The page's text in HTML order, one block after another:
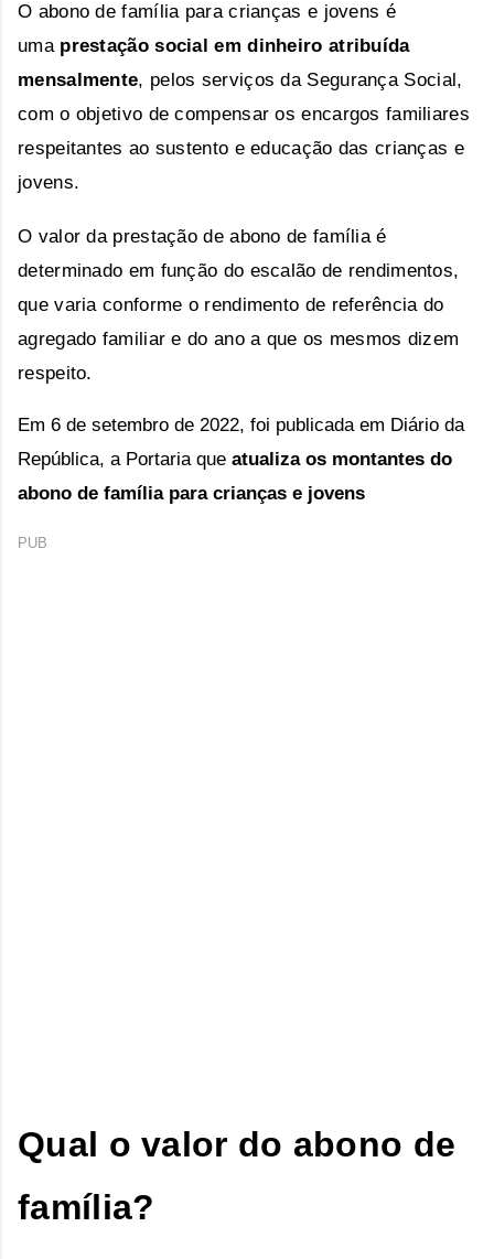
O abono de família para crianças e jovens é
uma prestação social em dinheiro atribuída
mensalmente, pelos serviços da Segurança Social,
com o objetivo de compensar os encargos familiares
respeitantes ao sustento e educação das crianças e
jovens.
O valor da prestação de abono de família é
determinado em função do escalão de rendimentos,
que varia conforme o rendimento de referência do
agregado familiar e do ano a que os mesmos dizem
respeito.
Em 6 de setembro de 2022, foi publicada em Diário da
República, a Portaria que atualiza os montantes do
abono de família para crianças e jovens
PUB
Qual o valor do abono de
família?